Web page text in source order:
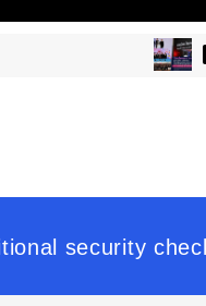
การศึกษา